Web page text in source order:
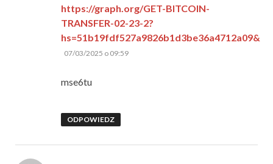
https://graph.org/GET-BITCOIN-
TRANSFER-02-23-2?
hs=51b19fdf527a9826b1d3be36a4712a09&
pisze:
07/03/2025 o 09:59
mse6tu
ODPOWIEDZ